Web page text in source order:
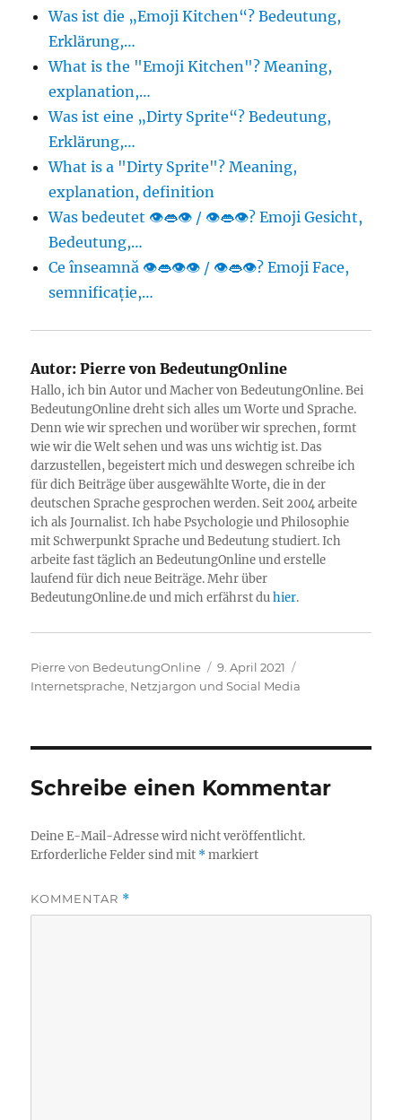
Was ist die „Emoji Kitchen“? Bedeutung,
Erklärung,…
What is the "Emoji Kitchen"? Meaning,
explanation,…
Was ist eine „Dirty Sprite“? Bedeutung,
Erklärung,…
What is a "Dirty Sprite"? Meaning,
explanation, definition
Was bedeutet 👁👄👁 / 👁️👄👁️? Emoji Gesicht,
Bedeutung,…
Ce înseamnă 👁👄👁👁 / 👁️👄👁️? Emoji Face,
semnificație,…
Autor: Pierre von BedeutungOnline
Hallo, ich bin Autor und Macher von BedeutungOnline. Bei
BedeutungOnline dreht sich alles um Worte und Sprache.
Denn wie wir sprechen und worüber wir sprechen, formt
wie wir die Welt sehen und was uns wichtig ist. Das
darzustellen, begeistert mich und deswegen schreibe ich
für dich Beiträge über ausgewählte Worte, die in der
deutschen Sprache gesprochen werden. Seit 2004 arbeite
ich als Journalist. Ich habe Psychologie und Philosophie
mit Schwerpunkt Sprache und Bedeutung studiert. Ich
arbeite fast täglich an BedeutungOnline und erstelle
laufend für dich neue Beiträge. Mehr über
BedeutungOnline.de und mich erfährst duhier.
Autor
Pierre von BedeutungOnline
Veröffentlicht
am
9. April 2021
Internetsprache, Netzjargon und Social Media
Schreibe einen Kommentar
Deine E-Mail-Adresse wird nicht veröffentlicht.
Erforderliche Felder sind mit *markiert
KOMMENTAR *